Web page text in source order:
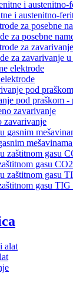
i austenitno-
za posebne
za zavarivanje
pod praškom -
zavarivanje
gasu
gasu